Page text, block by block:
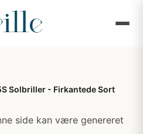
Solbriller - Firkantede Sort
side kan være genereret